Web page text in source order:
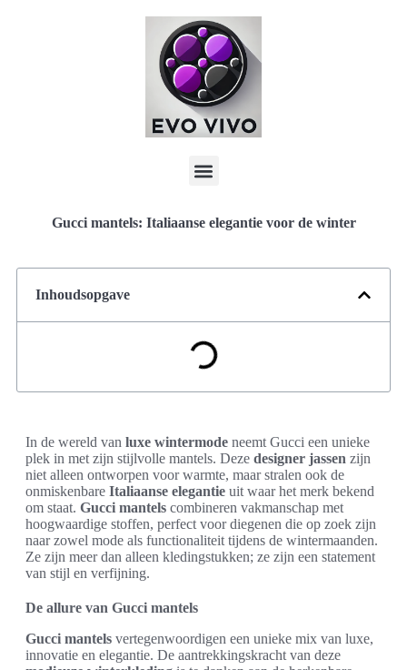
Gucci mantels: Italiaanse elegantie voor de winter
Inhoudsopgave
In de wereld van luxe wintermode neemt Gucci een unieke
plek in met zijn stijlvolle mantels. Deze designer jassen zijn
niet alleen ontworpen voor warmte, maar stralen ook de
onmiskenbare Italiaanse elegantie uit waar het merk bekend
om staat. Gucci mantels combineren vakmanschap met
hoogwaardige stoffen, perfect voor diegenen die op zoek zijn
naar zowel mode als functionaliteit tijdens de wintermaanden.
Ze zijn meer dan alleen kledingstukken; ze zijn een statement
van stijl en verfijning.
De allure van Gucci mantels
Gucci mantels vertegenwoordigen een unieke mix van luxe,
innovatie en elegantie. De aantrekkingskracht van deze